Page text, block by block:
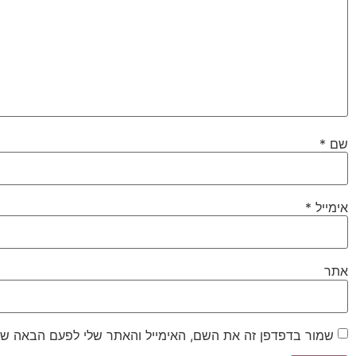
שם *
אימייל *
אתר
שמור בדפדפן זה את השם, האימייל והאתר שלי לפעם הבאה